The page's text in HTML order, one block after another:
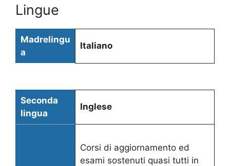
Lingue
Madrelingu
a
Italiano
Seconda
lingua
Inglese
Corsi di aggiornamento ed
esami sostenuti quasi tutti in